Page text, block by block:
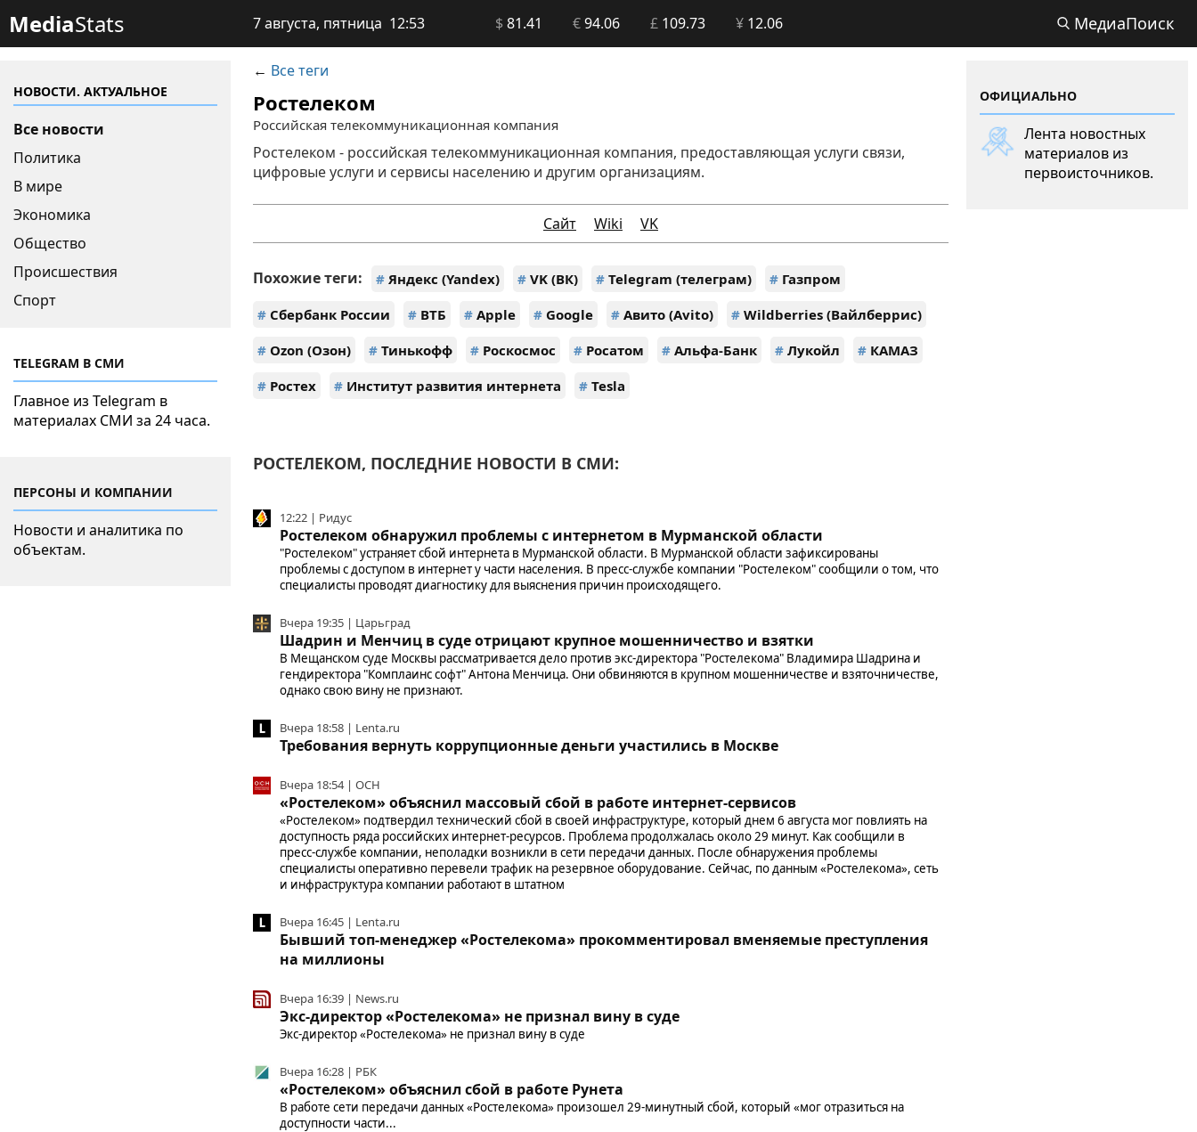
MediaStats 7 августа, пятница 12:53 $81.41 €94.06 £109.73 ¥12.06 МедиаПоиск
НОВОСТИ. АКТУАЛЬНОЕ
Все новости
Политика
В мире
Экономика
Общество
Происшествия
Спорт
TELEGRAM В СМИ
Главное из Telegram в
материалах СМИ за 24 часа.
ПЕРСОНЫ И КОМПАНИИ
Новости и аналитика по
объектам.
← Все теги
Ростелеком
Российская телекоммуникационная компания
Ростелеком - российская телекоммуникационная компания, предоставляющая услуги связи,
цифровые услуги и сервисы населению и другим организациям.
Сайт Wiki VK
Похожие теги: #Яндекс (Yandex) #VK (ВК) #Telegram (телеграм) #Газпром
#Сбербанк России #ВТБ #Apple #Google #Авито (Avito) #Wildberries (Вайлберрис)
#Ozon (Озон) #Тинькофф #Роскосмос #Росатом #Альфа-Банк #Лукойл #КАМАЗ
#Ростех #Институт развития интернета #Tesla
РОСТЕЛЕКОМ, ПОСЛЕДНИЕ НОВОСТИ В СМИ:
12:22 | Ридус
Ростелеком обнаружил проблемы с интернетом в Мурманской области
"Ростелеком" устраняет сбой интернета в Мурманской области. В Мурманской области зафиксированы
проблемы с доступом в интернет у части населения. В пресс-службе компании "Ростелеком" сообщили о том, что
специалисты проводят диагностику для выяснения причин происходящего.
Вчера 19:35 | Царьград
Шадрин и Менчиц в суде отрицают крупное мошенничество и взятки
В Мещанском суде Москвы рассматривается дело против экс-директора "Ростелекома" Владимира Шадрина и
гендиректора "Комплаинс софт" Антона Менчица. Они обвиняются в крупном мошенничестве и взяточничестве,
однако свою вину не признают.
Вчера 18:58 | Lenta.ru
Требования вернуть коррупционные деньги участились в Москве
Вчера 18:54 | ОСН
«Ростелеком» объяснил массовый сбой в работе интернет-сервисов
«Ростелеком» подтвердил технический сбой в своей инфраструктуре, который днем 6 августа мог повлиять на
доступность ряда российских интернет-ресурсов. Проблема продолжалась около 29 минут. Как сообщили в
пресс-службе компании, неполадки возникли в сети передачи данных. После обнаружения проблемы
специалисты оперативно перевели трафик на резервное оборудование. Сейчас, по данным «Ростелекома», сеть
и инфраструктура компании работают в штатном
Вчера 16:45 | Lenta.ru
Бывший топ-менеджер «Ростелекома» прокомментировал вменяемые преступления
на миллионы
Вчера 16:39 | News.ru
Экс-директор «Ростелекома» не признал вину в суде
Экс-директор «Ростелекома» не признал вину в суде
Вчера 16:28 | РБК
«Ростелеком» объяснил сбой в работе Рунета
В работе сети передачи данных «Ростелекома» произошел 29-минутный сбой, который «мог отразиться на
доступности части...
ОФИЦИАЛЬНО
Лента новостных
материалов из
первоисточников.